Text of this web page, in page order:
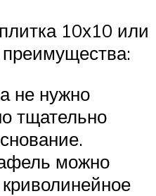
10х10 или
не нужно
тщательно
можно